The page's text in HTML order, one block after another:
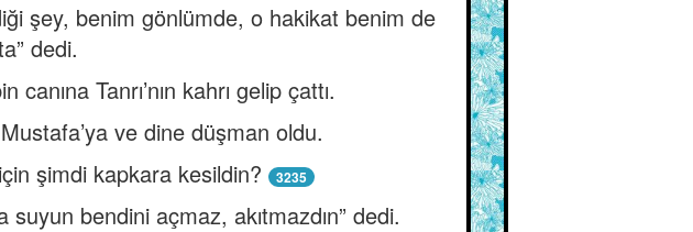
şey, benim gönlümde, o hakikat benim de
dedi.
Tanrı’nın kahrı gelip çattı.
ve dine düşman oldu.
şimdi kapkara kesildin?
3235
suyun bendini açmaz, akıtmazdın” dedi.